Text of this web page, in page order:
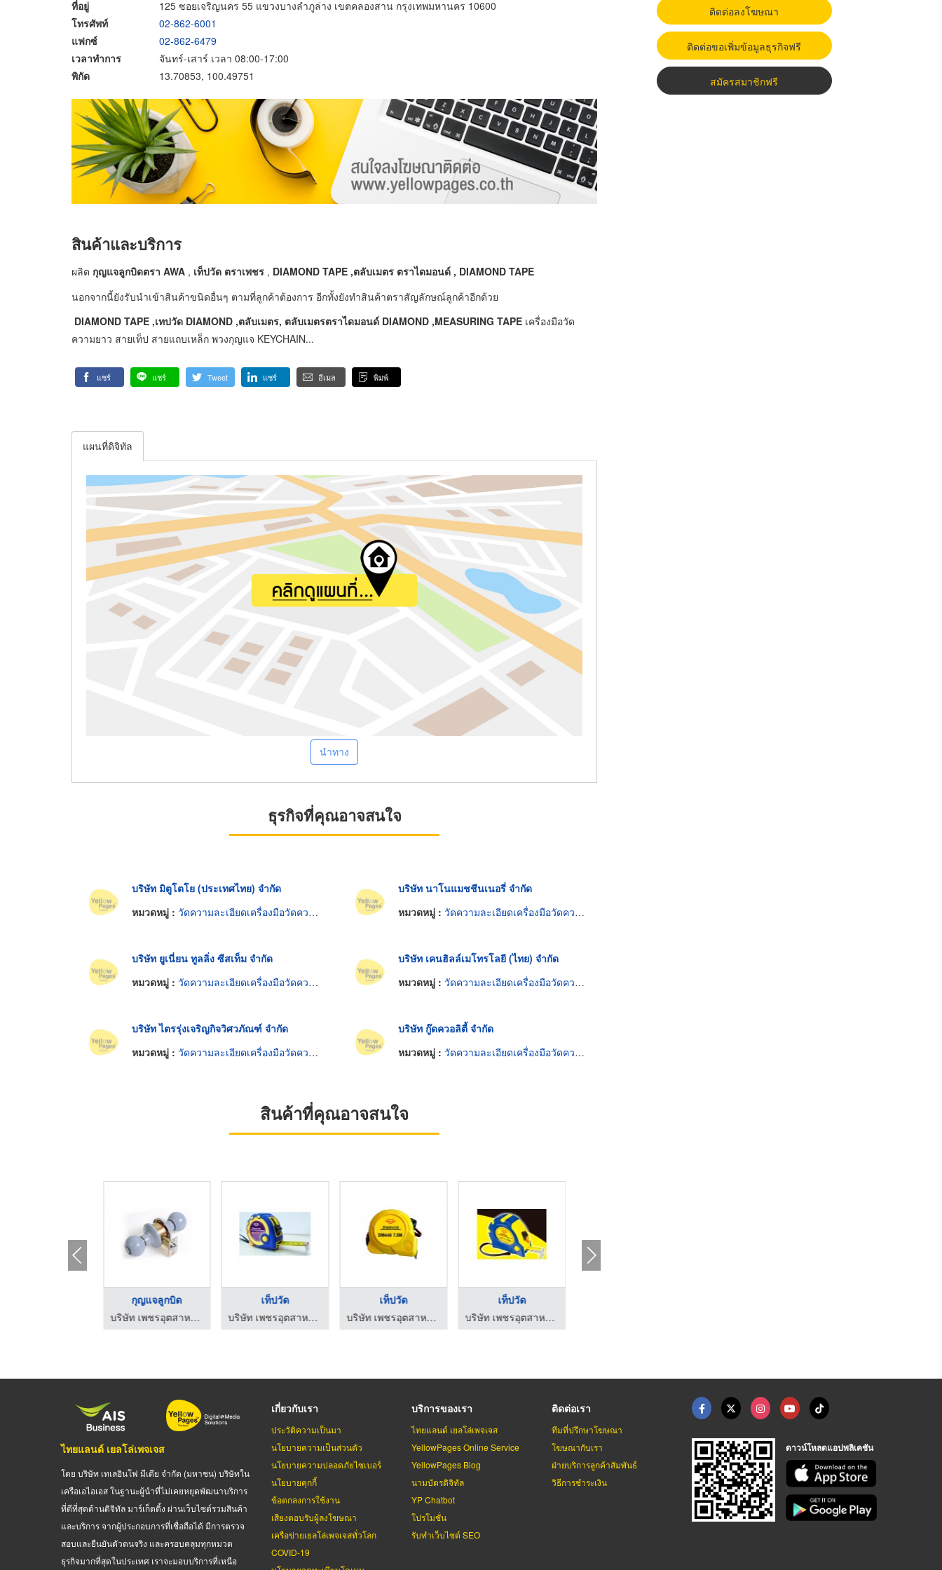
ที่อยู่
125 ซอยเจริญนคร 55 แขวงบางลำภูล่าง เขตคลองสาน กรุงเทพมหานคร 10600
โทรศัพท์
02-862-6001
แฟกซ์
02-862-6479
เวลาทำการ
จันทร์-เสาร์ เวลา 08:00-17:00
พิกัด
13.70853, 100.49751
สินค้าและบริการ
ผลิต กุญแจลูกบิดตรา AWA , เท็ปวัด ตราเพชร , DIAMOND TAPE ,ตลับเมตร ตราไดมอนด์ , DIAMOND TAPE
นอกจากนี้ยังรับนำเข้าสินค้าขนิดอื่นๆ ตามที่ลูกค้าต้องการ อีกทั้งยังทำสินค้าตราสัญลักษณ์ลูกค้าอีกด้วย
DIAMOND TAPE ,เทปวัด DIAMOND ,ตลับเมตร, ตลับเมตรตราไดมอนด์ DIAMOND ,MEASURING TAPE เครื่องมือวัด
ความยาว สายเท็ป สายแถบเหล็ก พวงกุญแจ KEYCHAIN...
แชร์ แชร์ Tweet แชร์ อีเมล พิมพ์
แผนที่ดิจิทัล
นำทาง
ธุรกิจที่คุณอาจสนใจ
บริษัท มิตูโตโย (ประเทศไทย) จำกัด
หมวดหมู่ : วัดความละเอียดเครื่องมือวัดความยาว
บริษัท นาโนแมชชีนเนอรี่ จำกัด
หมวดหมู่ : วัดความละเอียดเครื่องมือวัดความยาว
บริษัท ยูเนี่ยน ทูลลิ่ง ซีสเท็ม จำกัด
หมวดหมู่ : วัดความละเอียดเครื่องมือวัดความยาว
บริษัท เคนฮิลล์เมโทรโลยี (ไทย) จำกัด
หมวดหมู่ : วัดความละเอียดเครื่องมือวัดความยาว
บริษัท ไตรรุ่งเจริญกิจวิศวภัณฑ์ จำกัด
หมวดหมู่ : วัดความละเอียดเครื่องมือวัดความยาว
บริษัท กู๊ดควอลิตี้ จำกัด
หมวดหมู่ : วัดความละเอียดเครื่องมือวัดความยาว
สินค้าที่คุณอาจสนใจ
บริษัท เพชรอุตสาหกรรมเท็ปวัด จำกัด
บริษัท เพชรอุตสาหกรรมเท็ปวัด จำกัด
บริษัท เพชรอุตสาหกรรมเท็ปวัด จำกัด
บริษัท เพชรอุตสาหกรรมเท็ปวัด จำกัด
ติดต่อลงโฆษณา
ติดต่อขอเพิ่มข้อมูลธุรกิจฟรี
สมัครสมาชิกฟรี
ไทยแลนด์ เยลโล่เพจเจส
โดย บริษัท เทเลอินโฟ มีเดีย จำกัด (มหาชน) บริษัทใน
เครือเอไอเอส ในฐานะผู้นำที่ไม่เคยหยุดพัฒนาบริการ
ที่ดีที่สุดด้านดิจิทัล มาร์เก็ตติ้ง ผ่านเว็บไซต์รวมสินค้า
และบริการ จากผู้ประกอบการที่เชื่อถือได้ มีการตรวจ
สอบและยืนยันตัวตนจริง และครอบคลุมทุกหมวด
ธุรกิจมากที่สุดในประเทศ เราจะมอบบริการที่เหนือ
เกี่ยวกับเรา
ประวัติความเป็นมา
นโยบายความเป็นส่วนตัว
นโยบายความปลอดภัยไซเบอร์
นโยบายคุกกี้
ข้อตกลงการใช้งาน
เสียงตอบรับผู้ลงโฆษณา
เครือข่ายเยลโล่เพจเจสทั่วโลก
COVID-19
บริการของเรา
ไทยแลนด์ เยลโล่เพจเจส
YellowPages Online Service
YellowPages Blog
นามบัตรดิจิทัล
YP Chatbot
โปรโมชั่น
รับทำเว็บไซต์ SEO
ติดต่อเรา
ทีมที่ปรึกษาโฆษณา
โฆษณากับเรา
ฝ่ายบริการลูกค้าสัมพันธ์
วิธีการชำระเงิน
ดาวน์โหลดแอปพลิเคชัน